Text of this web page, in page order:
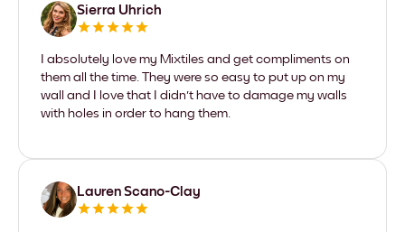
Sierra Uhrich
I absolutely love my Mixtiles and get compliments on
them all the time. They were so easy to put up on my
wall and I love that I didn't have to damage my walls
with holes in order to hang them.
Lauren Scano-Clay